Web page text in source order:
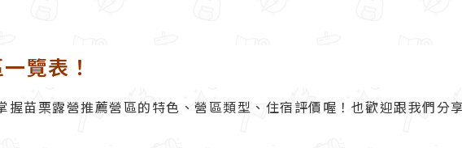
覽表！
握苗栗露營推薦營區的特色、營區類型、住宿評價喔！也歡迎跟我們分